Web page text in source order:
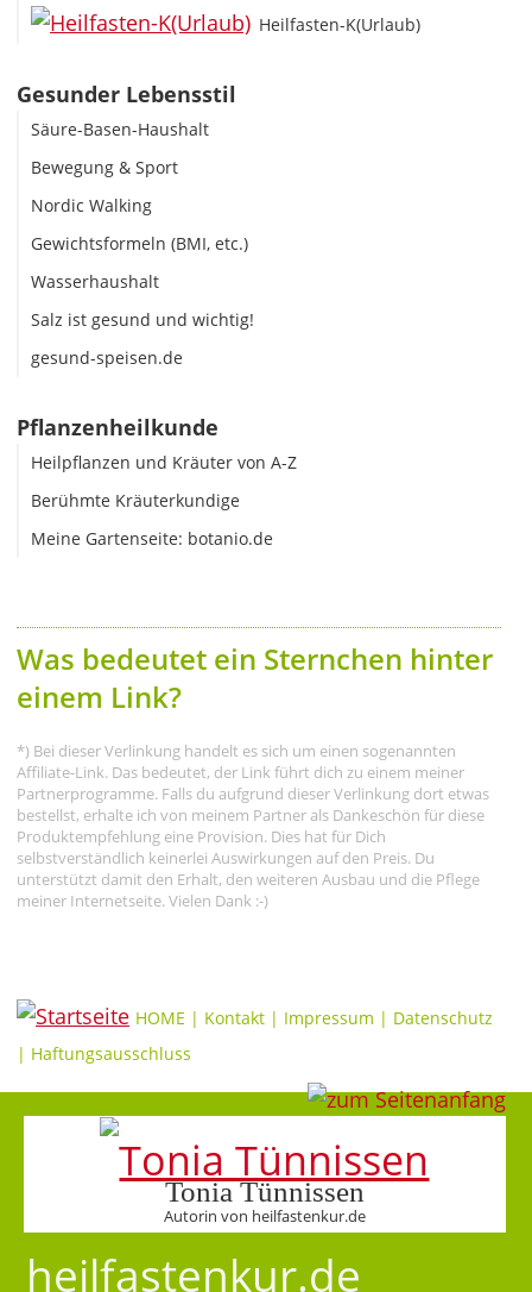
Heilfasten-K(Urlaub)
Gesunder Lebensstil
Säure-Basen-Haushalt
Bewegung & Sport
Nordic Walking
Gewichtsformeln (BMI, etc.)
Wasserhaushalt
Salz ist gesund und wichtig!
gesund-speisen.de
Pflanzenheilkunde
Heilpflanzen und Kräuter von A-Z
Berühmte Kräuterkundige
Meine Gartenseite: botanio.de
Was bedeutet ein Sternchen hinter
einem Link?
*) Bei dieser Verlinkung handelt es sich um einen sogenannten
Affiliate-Link. Das bedeutet, der Link führt dich zu einem meiner
Partnerprogramme. Falls du aufgrund dieser Verlinkung dort etwas
bestellst, erhalte ich von meinem Partner als Dankeschön für diese
Produktempfehlung eine Provision. Dies hat für Dich
selbstverständlich keinerlei Auswirkungen auf den Preis. Du
unterstützt damit den Erhalt, den weiteren Ausbau und die Pflege
meiner Internetseite. Vielen Dank :-)
HOME | Kontakt | Impressum | Datenschutz
| Haftungsausschluss
Tonia Tünnissen
Autorin von heilfastenkur.de
heilfastenkur.de